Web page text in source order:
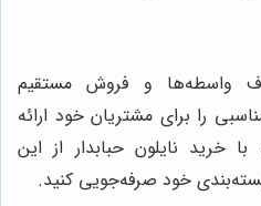
واسطه‌ها و فروش مستقیم
را برای مشتریان خود ارائه
خرید نایلون حبابدار از این
خود صرفه‌جویی کنید.